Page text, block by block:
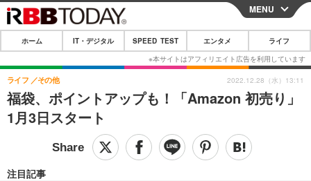
CLOSE
ホーム
IT・デジタル
IT・デジタルTOP スマートフォン
ショッピング その他
SPEED TEST
エンタメTOP 映画・ドラマ
MENU
ホーム IT・デジタル SPEED TEST エンタメ ライフ
福袋、ポイントアップも！「Amazon 初売り」
1月3日スタート
ライフ その他
注目記事
2022.12.28（水）13:11